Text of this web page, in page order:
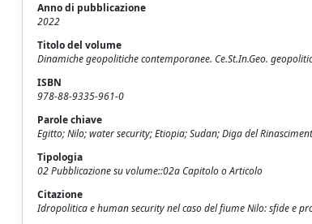
Anno di pubblicazione
2022
Titolo del volume
Dinamiche geopolitiche contemporanee. Ce.St.In.Geo.
ISBN
978-88-9335-961-0
Parole chiave
Egitto; Nilo; water security; Etiopia; Sudan; Diga del
Tipologia
02 Pubblicazione su volume::02a Capitolo o Articolo
Citazione
Idropolitica e human security nel caso del fiume Nilo: sfide e